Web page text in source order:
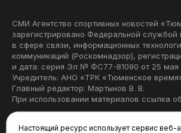
СМИ Агентство спортивных новостей
зарегистрировано Федеральной службой
в сфере связи, информационных
коммуникаций (Роскомнадзор),
и дата: серия Эл № ФС77-81090 от 25 мая
Учредитель: АНО «ТРК «Тюменское
Главный редактор: Мартынов В. В.
При использовании материалов ссылка
Настоящий ресурс использует сервис веб-